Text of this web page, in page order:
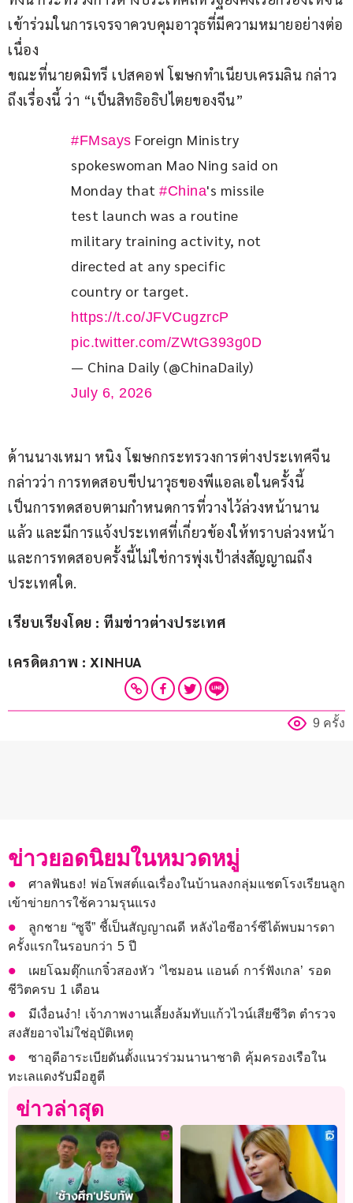
เข้าร่วมในการเจรจาควบคุมอาวุธที่มีความหมายอย่างต่อ
เนื่อง
ขณะที่นายดมิทรี เปสคอฟ โฆษกทำเนียบเครมลิน กล่าว
ถึงเรื่องนี้ ว่า “เป็นสิทธิอธิปไตยของจีน”
#FMsays Foreign Ministry
spokeswoman Mao Ning said on
Monday that #China's missile
test launch was a routine
military training activity, not
directed at any specific
country or target.
https://t.co/JFVCugzrcP
pic.twitter.com/ZWtG393g0D
— China Daily (@ChinaDaily)
July 6, 2026
ด้านนางเหมา หนิง โฆษกกระทรวงการต่างประเทศจีน
กล่าวว่า การทดสอบขีปนาวุธของพีแอลเอในครั้งนี้
เป็นการทดสอบตามกำหนดการที่วางไว้ล่วงหน้านาน
แล้ว และมีการแจ้งประเทศที่เกี่ยวข้องให้ทราบล่วงหน้า
และการทดสอบครั้งนี้ไม่ใช่การพุ่งเป้าส่งสัญญาณถึง
ประเทศใด.
เรียบเรียงโดย : ทีมข่าวต่างประเทศ
เครดิตภาพ : XINHUA
9 ครั้ง
ข่าวยอดนิยมในหมวดหมู่
ศาลฟันธง! พ่อโพสต์แฉเรื่องในบ้านลงกลุ่มแชตโรงเรียนลูก
เข้าข่ายการใช้ความรุนแรง
ลูกชาย “ซูจี” ชี้เป็นสัญญาณดี หลังไอซีอาร์ซีได้พบมารดา
ครั้งแรกในรอบกว่า 5 ปี
เผยโฉมตุ๊กแกจิ๋วสองหัว ‘ไซมอน แอนด์ การ์ฟังเกล’ รอด
ชีวิตครบ 1 เดือน
มีเงื่อนงำ! เจ้าภาพงานเลี้ยงล้มทับแก้วไวน์เสียชีวิต ตำรวจ
สงสัยอาจไม่ใช่อุบัติเหตุ
ซาอุดีอาระเบียดันตั้งแนวร่วมนานาชาติ คุ้มครองเรือใน
ทะเลแดงรับมือฮูตี
ข่าวล่าสุด